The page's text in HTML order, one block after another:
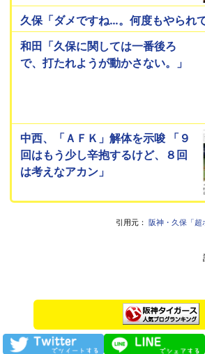
久保「ダメですね…。何度もやられ
和田「久保に関しては一番後ろ
で、打たれようが動かさない。」
中西、「ＡＦＫ」解体を示唆 「９
回はもう少し辛抱するけど、８回
は考えなアカン」
引用元： 阪神・久保「超